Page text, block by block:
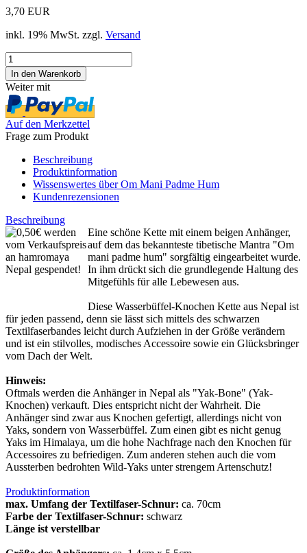
3,70 EUR
inkl. 19% MwSt. zzgl. Versand
Weiter mit
Auf den Merkzettel
Frage zum Produkt
Beschreibung
Produktinformation
Wissenswertes über Om Mani Padme Hum
Kundenrezensionen
Beschreibung
Eine schöne Kette mit einem beigen Anhänger,
auf dem das bekannteste tibetische Mantra "Om
mani padme hum" sorgfältig eingearbeitet wurde.
In ihm drückt sich die grundlegende Haltung des
Mitgefühls für alle Lebewesen aus.
Diese Wasserbüffel-Knochen Kette aus Nepal ist
für jeden passend, denn sie lässt sich mittels des schwarzen
Textilfaserbandes leicht durch Aufziehen in der Größe verändern
und ist ein stilvolles, modisches Accessoire sowie ein Glücksbringer
vom Dach der Welt.
Hinweis:
Oftmals werden die Anhänger in Nepal als "Yak-Bone" (Yak-
Knochen) verkauft. Dies entspricht nicht der Wahrheit. Die
Anhänger sind zwar aus Knochen gefertigt, allerdings nicht von
Yaks, sondern von Wasserbüffel. Zum einen gibt es nicht genug
Yaks im Himalaya, um die hohe Nachfrage nach den Knochen für
Accessoires zu befriedigen. Zum anderen stehen auch die vom
Aussterben bedrohten Wild-Yaks unter strengem Artenschutz!
Produktinformation
max. Umfang der Textilfaser-Schnur: ca. 70cm
Farbe der Textilfaser-Schnur: schwarz
Länge ist verstellbar